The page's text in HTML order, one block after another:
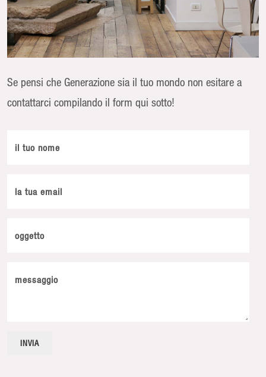
Se pensi che Generazione sia il tuo mondo non esitare a
contattarci compilando il form qui sotto!
il tuo nome
la tua email
oggetto
messaggio